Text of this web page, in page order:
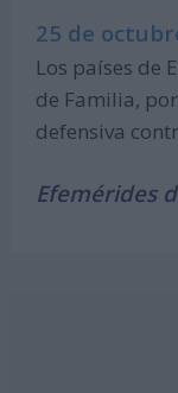
25 de
Los países de
de Familia,
defensiva
Efemérides